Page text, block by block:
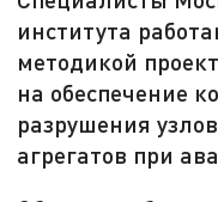
института
методикой
на обеспечение
разрушения
агрегатов при